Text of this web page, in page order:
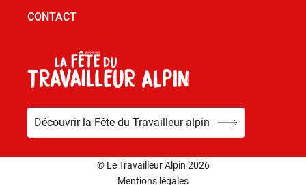
CONTACT
Découvrir la Fête du Travailleur alpin
© Le Travailleur Alpin 2026
Mentions légales